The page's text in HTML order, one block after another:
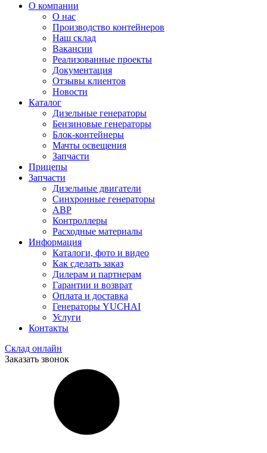
О компании
О нас
Производство контейнеров
Наш склад
Вакансии
Реализованные проекты
Документация
Отзывы клиентов
Новости
Каталог
Дизельные генераторы
Бензиновые генераторы
Блок-контейнеры
Мачты освещения
Запчасти
Прицепы
Запчасти
Дизельные двигатели
Синхронные генераторы
АВР
Контроллеры
Расходные материалы
Информация
Каталоги, фото и видео
Как сделать заказ
Дилерам и партнерам
Гарантии и возврат
Оплата и доставка
Генераторы YUCHAI
Услуги
Контакты
Склад онлайн
Заказать звонок